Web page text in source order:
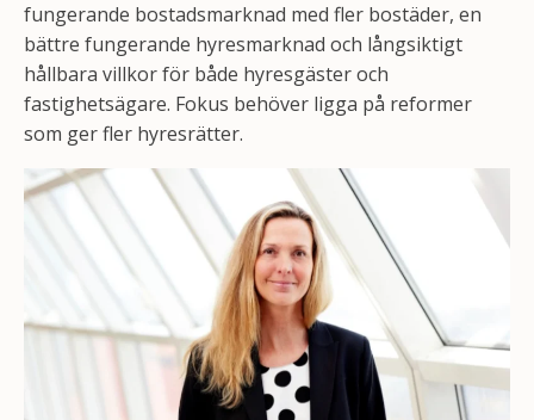
fungerande bostadsmarknad med fler bostäder, en
bättre fungerande hyresmarknad och långsiktigt
hållbara villkor för både hyresgäster och
fastighetsägare. Fokus behöver ligga på reformer
som ger fler hyresrätter.